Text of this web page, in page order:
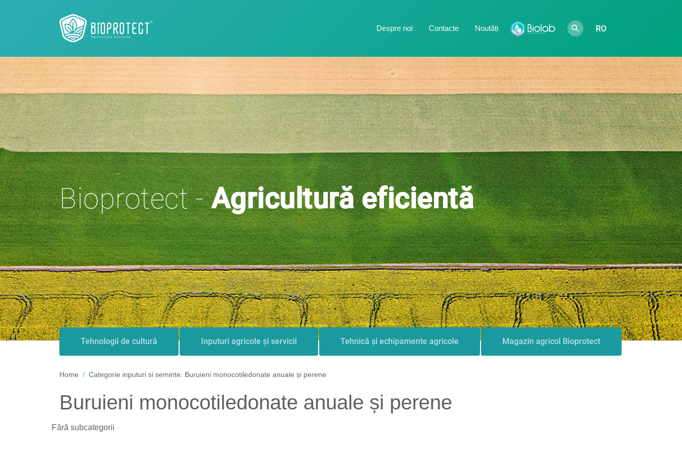
Despre noi Contacte Noutăți RO
Bioprotect -Agricultură eficientă
Tehnologii de cultură Inputuri agricole și servicii Tehnică și echipamente agricole Magazin agricol Bioprotect
Home Categorie inputuri si seminte: Buruieni monocotiledonate anuale și perene
Buruieni monocotiledonate anuale și perene
Fără subcategorii